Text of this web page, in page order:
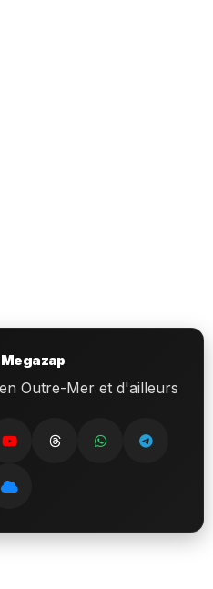
Outre-Mer et d'ailleurs